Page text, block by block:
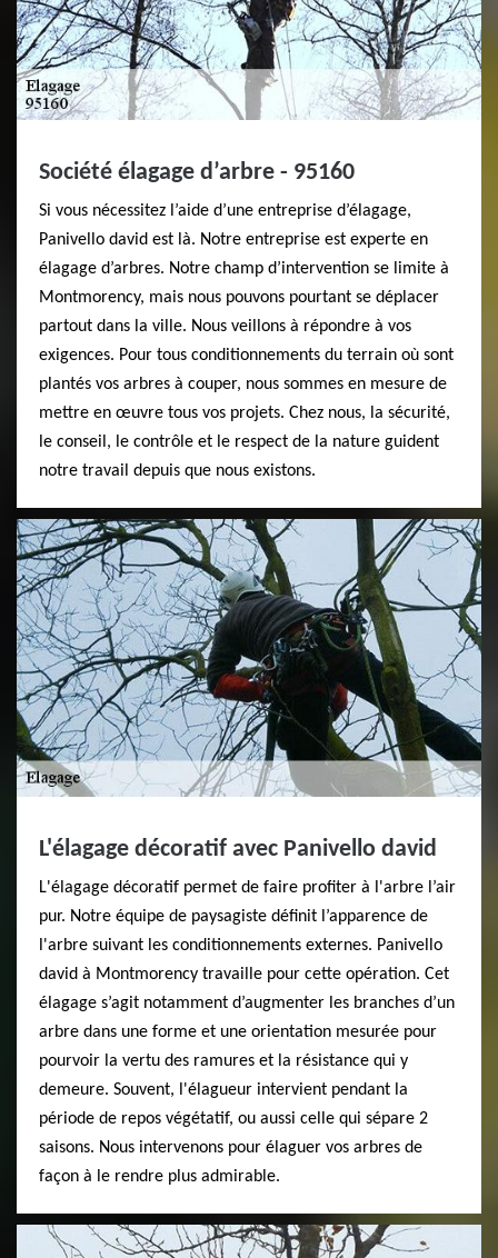
Société élagage d’arbre - 95160
Si vous nécessitez l’aide d’une entreprise d’élagage,
Panivello david est là. Notre entreprise est experte en
élagage d’arbres. Notre champ d’intervention se limite à
Montmorency, mais nous pouvons pourtant se déplacer
partout dans la ville. Nous veillons à répondre à vos
exigences. Pour tous conditionnements du terrain où sont
plantés vos arbres à couper, nous sommes en mesure de
mettre en œuvre tous vos projets. Chez nous, la sécurité,
le conseil, le contrôle et le respect de la nature guident
notre travail depuis que nous existons.
L'élagage décoratif avec Panivello david
L'élagage décoratif permet de faire profiter à l'arbre l’air
pur. Notre équipe de paysagiste définit l’apparence de
l'arbre suivant les conditionnements externes. Panivello
david à Montmorency travaille pour cette opération. Cet
élagage s’agit notamment d’augmenter les branches d’un
arbre dans une forme et une orientation mesurée pour
pourvoir la vertu des ramures et la résistance qui y
demeure. Souvent, l'élagueur intervient pendant la
période de repos végétatif, ou aussi celle qui sépare 2
saisons. Nous intervenons pour élaguer vos arbres de
façon à le rendre plus admirable.